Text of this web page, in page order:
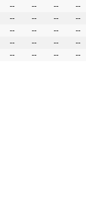
-- -- --
--
-- -- --
--
-- -- --
--
-- -- --
--
-- -- -- --